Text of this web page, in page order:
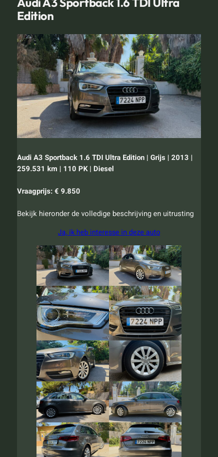
Edition
Audi A3 Sportback 1.6 TDI Ultra Edition | Grijs | 2013 |
259.531 km | 110 PK | Diesel
Vraagprijs: € 9.850
Bekijk hieronder de volledige beschrijving en uitrusting
Ja, ik heb interesse in deze auto